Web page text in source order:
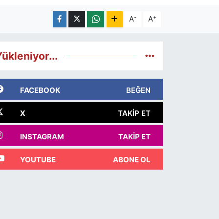
A- A+
FACEBOOK BEĞEN
X TAKIP ET
INSTAGRAM TAKIP ET
YOUTUBE ABONE OL